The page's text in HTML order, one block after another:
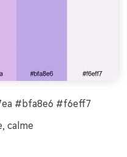
#bfa8e6 #f6eff7
calme